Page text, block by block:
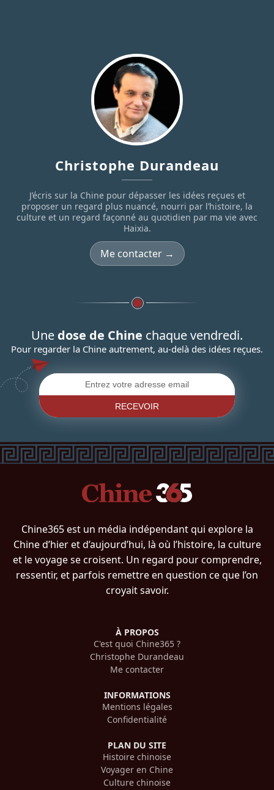
Christophe Durandeau
J’écris sur la Chine pour dépasser les idées reçues et
proposer un regard plus nuancé, nourri par l’histoire, la
culture et un regard façonné au quotidien par ma vie avec
Haixia.
Me contacter →
Une dose de Chine chaque vendredi.
Pour regarder la Chine autrement, au-delà des idées reçues.
RECEVOIR
Chine365 est un média indépendant qui explore la
Chine d’hier et d’aujourd’hui, là où l’histoire, la culture
et le voyage se croisent. Un regard pour comprendre,
ressentir, et parfois remettre en question ce que l’on
croyait savoir.
À PROPOS
C'est quoi Chine365 ?
Christophe Durandeau
Me contacter
INFORMATIONS
Mentions légales
Confidentialité
PLAN DU SITE
Histoire chinoise
Voyager en Chine
Culture chinoise